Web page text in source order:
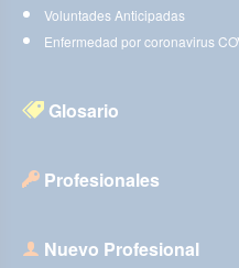
Voluntades Anticipadas
Enfermedad por coronavirus
Glosario
Profesionales
Nuevo Profesional